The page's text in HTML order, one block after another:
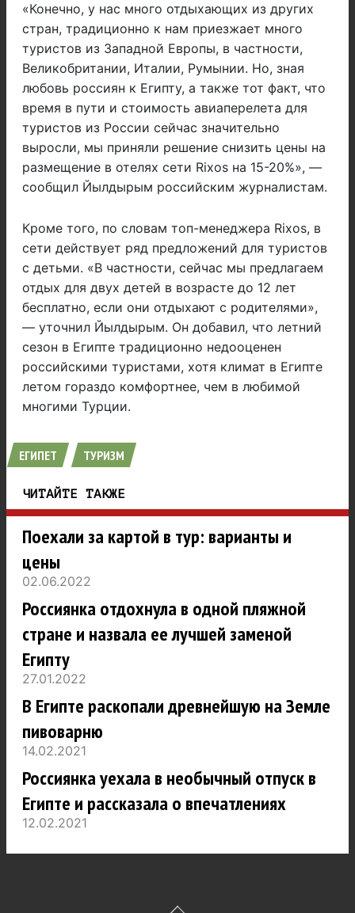
«Конечно, у нас много отдыхающих из других
стран, традиционно к нам приезжает много
туристов из Западной Европы, в частности,
Великобритании, Италии, Румынии. Но, зная
любовь россиян к Египту, а также тот факт, что
время в пути и стоимость авиаперелета для
туристов из России сейчас значительно
выросли, мы приняли решение снизить цены на
размещение в отелях сети Rixos на 15-20%», —
сообщил Йылдырым российским журналистам.
Кроме того, по словам топ-менеджера Rixos, в
сети действует ряд предложений для туристов
с детьми. «В частности, сейчас мы предлагаем
отдых для двух детей в возрасте до 12 лет
бесплатно, если они отдыхают с родителями»,
— уточнил Йылдырым. Он добавил, что летний
сезон в Египте традиционно недооценен
российскими туристами, хотя климат в Египте
летом гораздо комфортнее, чем в любимой
многими Турции.
ЕГИПЕТ ТУРИЗМ
ЧИТАЙТЕ ТАКЖЕ
Поехали за картой в тур: варианты и
цены
02.06.2022
Россиянка отдохнула в одной пляжной
стране и назвала ее лучшей заменой
Египту
27.01.2022
В Египте раскопали древнейшую на Земле
пивоварню
14.02.2021
Россиянка уехала в необычный отпуск в
Египте и рассказала о впечатлениях
12.02.2021